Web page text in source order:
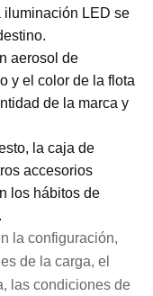
iluminación LED se
aerosol de
y el color de la flota
de la marca y
la caja de
accesorios
los hábitos de
la configuración,
de la carga, el
las condiciones de